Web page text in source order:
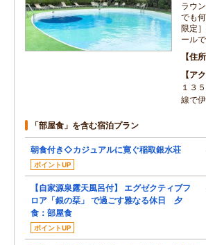
ラウ
でも
限定
ール
住所
ア
１３
線で
「部屋食」を含む宿泊プラン
朝食付き◇カジュアルに寛ぐ稲取銀水荘
ポイントUP
【自家源泉露天風呂付】 エグゼクティブフ
ロア「銀の栞」 で過ごす雅なる休日 夕
食：部屋食
ポイントUP